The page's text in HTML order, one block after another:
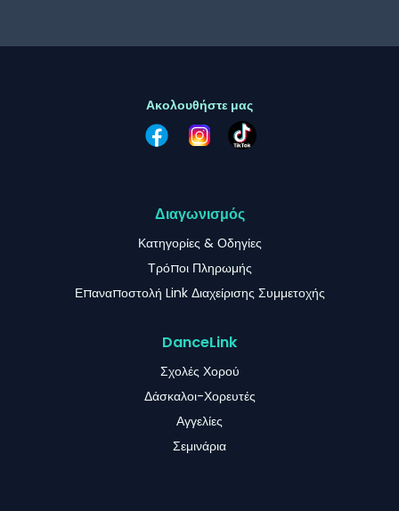
Ακολουθήστε μας
Διαγωνισμός
Κατηγορίες & Οδηγίες
Τρόποι Πληρωμής
Επαναποστολή Link Διαχείρισης Συμμετοχής
DanceLink
Σχολές Χορού
Δάσκαλοι-Χορευτές
Αγγελίες
Σεμινάρια